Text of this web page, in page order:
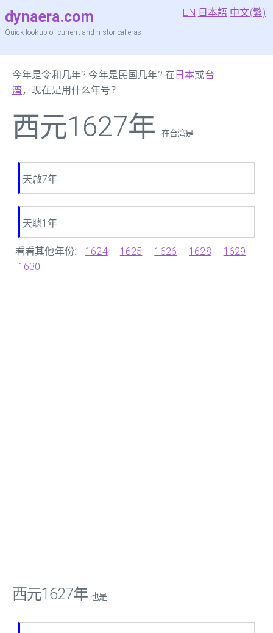
dynaera.com
Quick lookup of current and historical eras
EN 日本語 中文(繁)
今年是令和几年? 今年是民国几年? 在 日本或台
湾，现在是用什么年号？
西元1627年 在台湾是 ...
天啟7年
天聰1年
看看其他年份: 1624 1625 1626 1628
1629
1630
西元1627年 也是...